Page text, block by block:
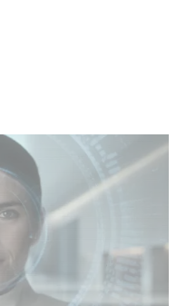
USA : « Futuro Desierto